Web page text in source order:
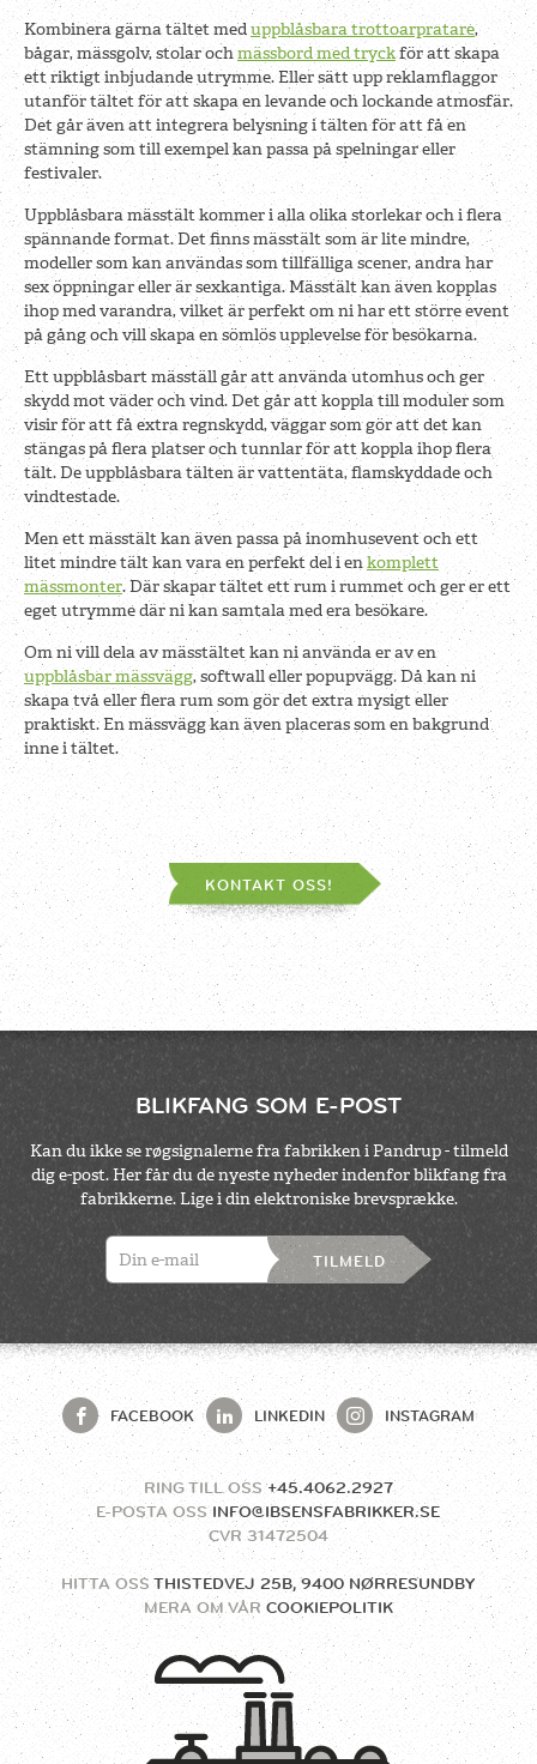
Kombinera gärna tältet meduppblåsbara trottoarpratare,
bågar, mässgolv, stolar ochmässbord med tryckför att skapa
ett riktigt inbjudande utrymme. Eller sätt upp reklamflaggor
utanför tältet för att skapa en levande och lockande atmosfär.
Det går även att integrera belysning i tälten för att få en
stämning som till exempel kan passa på spelningar eller
festivaler.
Uppblåsbara mässtält kommer i alla olika storlekar och i flera
spännande format. Det finns mässtält som är lite mindre,
modeller som kan användas som tillfälliga scener, andra har
sex öppningar eller är sexkantiga. Mässtält kan även kopplas
ihop med varandra, vilket är perfekt om ni har ett större event
på gång och vill skapa en sömlös upplevelse för besökarna.
Ett uppblåsbart mäsställ går att använda utomhus och ger
skydd mot väder och vind. Det går att koppla till moduler som
visir för att få extra regnskydd, väggar som gör att det kan
stängas på flera platser och tunnlar för att koppla ihop flera
tält. De uppblåsbara tälten är vattentäta, flamskyddade och
vindtestade.
Men ett mässtält kan även passa på inomhusevent och ett
litet mindre tält kan vara en perfekt del i enkomplett
mässmonter. Där skapar tältet ett rum i rummet och ger er ett
eget utrymme där ni kan samtala med era besökare.
Om ni vill dela av mässtältet kan ni använda er av en
uppblåsbar mässvägg, softwall eller popupvägg. Då kan ni
skapa två eller flera rum som gör det extra mysigt eller
praktiskt. En mässvägg kan även placeras som en bakgrund
inne i tältet.
KONTAKT OSS!
BLIKFANG SOM E-POST
Kan du ikke se røgsignalerne fra fabrikken i Pandrup - tilmeld
dig e-post. Her får du de nyeste nyheder indenfor blikfang fra
fabrikkerne. Lige i din elektroniske brevsprække.
TILMELD
FACEBOOK LINKEDIN INSTAGRAM
RING TILL OSS +45.4062.2927
E-POSTA OSS INFO@IBSENSFABRIKKER.SE
MERA OM VÅR COOKIEPOLITIK
HITTA OSS THISTEDVEJ 25B, 9400 NØRRESUNDBY
CVR 31472504